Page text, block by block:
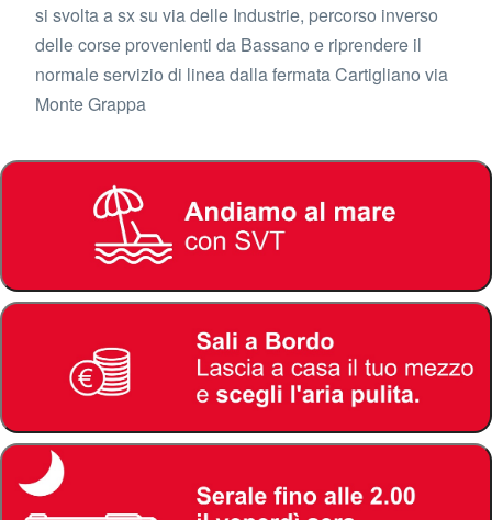
si svolta a sx su via delle Industrie, percorso inverso
delle corse provenienti da Bassano e riprendere il
normale servizio di linea dalla fermata Cartigliano via
Monte Grappa